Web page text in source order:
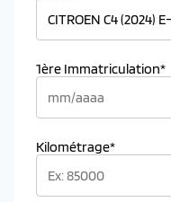
1ère Immatriculation*
Kilométrage*